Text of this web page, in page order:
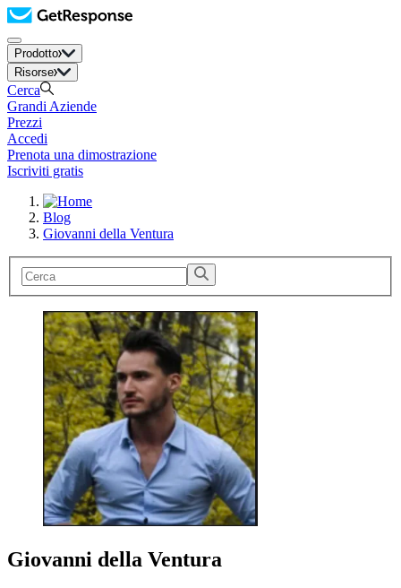
Prodotto
Risorse
Cerca
Grandi Aziende
Prezzi
Accedi
Prenota una dimostrazione
Iscriviti gratis
Blog
Giovanni della Ventura
Giovanni della Ventura